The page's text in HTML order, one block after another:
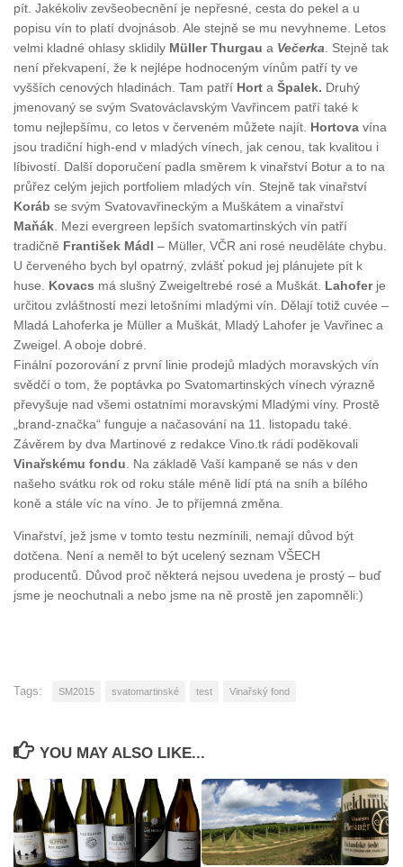
pít. Jakékoliv zevšeobecnění je nepřesné, cesta do pekel a u
popisu vín to platí dvojnásob. Ale stejně se mu nevyhneme. Letos
velmi kladné ohlasy sklidily Müller Thurgau a Večerka. Stejně tak
není překvapení, že k nejlépe hodnoceným vínům patří ty ve
vyšších cenových hladinách. Tam patří Hort a Špalek. Druhý
jmenovaný se svým Svatováclavským Vavřincem patří také k
tomu nejlepšímu, co letos v červeném můžete najít. Hortova vína
jsou tradiční high-end v mladých vínech, jak cenou, tak kvalitou i
líbivostí. Další doporučení padla směrem k vinařství Botur a to na
průřez celým jejich portfoliem mladých vín. Stejně tak vinařství
Koráb se svým Svatovavřineckým a Muškátem a vinařství
Maňák. Mezi evergreen lepších svatomartinských vín patří
tradičně František Mádl – Müller, VČR ani rosé neuděláte chybu.
U červeného bych byl opatrný, zvlášť pokud jej plánujete pít k
huse. Kovacs má slušný Zweigeltrebé rosé a Muškát. Lahoferje
určitou zvláštností mezi letošními mladými vín. Dělají totiž cuvée –
Mladá Lahoferka je Müller a Muškát, Mladý Lahofer je Vavřinec a
Zweigel. A oboje dobré.
Finální pozorování z první linie prodejů mladých moravských vín
svědčí o tom, že poptávka po Svatomartinských vínech výrazně
převyšuje nad všemi ostatními moravskými Mladými víny. Prostě
„brand-značka“ funguje a načasování na 11. listopadu také.
Závěrem by dva Martinové z redakce Vino.tk rádi poděkovali
Vinařskému fondu. Na základě Vaší kampaně se nás v den
našeho svátku rok od roku stále méně lidí ptá na sníh a bílého
koně a stále víc na víno. Je to příjemná změna.
Vinařství, jež jsme v tomto testu nezmínili, nemají důvod být
dotčena. Není a neměl to být ucelený seznam VŠECH
producentů. Důvod proč některá nejsou uvedena je prostý – buď
jsme je neochutnali a nebo jsme na ně prostě jen zapomněli:)
Tags: SM2015 svatomartinské test Vinařský fond
YOU MAY ALSO LIKE...